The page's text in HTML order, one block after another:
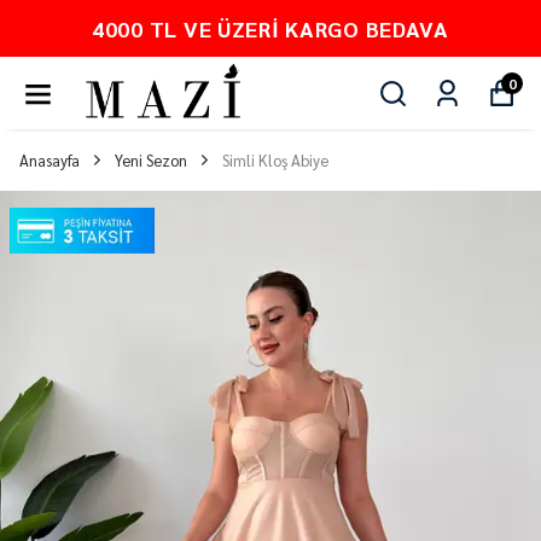
4000 TL VE ÜZERI KARGO BEDAVA
0
Anasayfa Yeni Sezon Simli Kloş Abiye